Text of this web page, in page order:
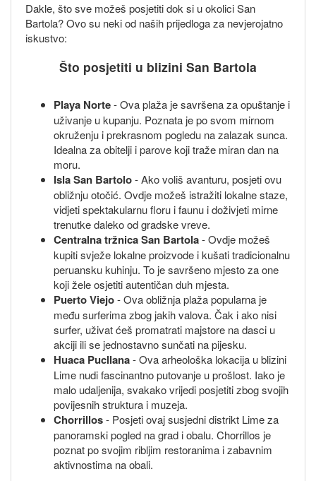
Dakle, što sve možeš posjetiti dok si u okolici San
Bartola? Ovo su neki od naših prijedloga za nevjerojatno
iskustvo:
Što posjetiti u blizini San Bartola
Playa Norte- Ova plaža je savršena za opuštanje i
uživanje u kupanju. Poznata je po svom mirnom
okruženju i prekrasnom pogledu na zalazak sunca.
Idealna za obitelji i parove koji traže miran dan na
moru.
Isla San Bartolo- Ako voliš avanturu, posjeti ovu
obližnju otočić. Ovdje možeš istražiti lokalne staze,
vidjeti spektakularnu floru i faunu i doživjeti mirne
trenutke daleko od gradske vreve.
Centralna tržnica San Bartola- Ovdje možeš
kupiti svježe lokalne proizvode i kušati tradicionalnu
peruansku kuhinju. To je savršeno mjesto za one
koji žele osjetiti autentičan duh mjesta.
Puerto Viejo- Ova obližnja plaža popularna je
među surferima zbog jakih valova. Čak i ako nisi
surfer, uživat ćeš promatrati majstore na dasci u
akciji ili se jednostavno sunčati na pijesku.
Huaca Pucllana- Ova arheološka lokacija u blizini
Lime nudi fascinantno putovanje u prošlost. Iako je
malo udaljenija, svakako vrijedi posjetiti zbog svojih
povijesnih struktura i muzeja.
Chorrillos- Posjeti ovaj susjedni distrikt Lime za
panoramski pogled na grad i obalu. Chorrillos je
poznat po svojim ribljim restoranima i zabavnim
aktivnostima na obali.